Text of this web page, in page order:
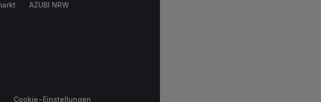
AZUBI NRW
Cookie-Einstellungen